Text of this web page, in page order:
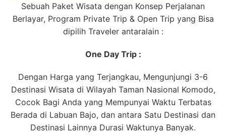
Sebuah Paket Wisata dengan Konsep Perjalanan
Berlayar, Program Private Trip & Open Trip yang Bisa
dipilih Traveler antaralain :
One Day Trip :
Dengan Harga yang Terjangkau, Mengunjungi 3-6
Destinasi Wisata di Wilayah Taman Nasional Komodo,
Cocok Bagi Anda yang Mempunyai Waktu Terbatas
Berada di Labuan Bajo, dan antara Satu Destinasi dan
Destinasi Lainnya Durasi Waktunya Banyak.